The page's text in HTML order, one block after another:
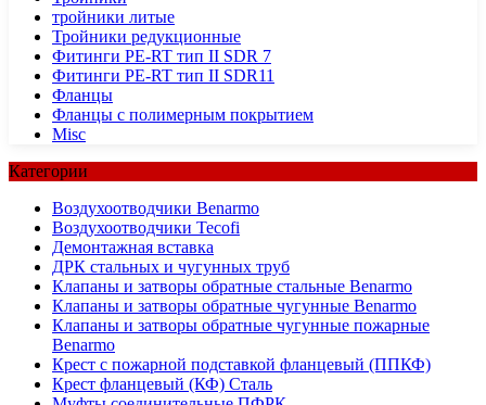
тройники литые
Тройники редукционные
Фитинги PE-RT тип II SDR 7
Фитинги PE-RT тип II SDR11
Фланцы
Фланцы с полимерным покрытием
Misc
Категории
Воздухоотводчики Benarmo
Воздухоотводчики Tecofi
Демонтажная вставка
ДРК стальных и чугунных труб
Клапаны и затворы обратные стальные Benarmo
Клапаны и затворы обратные чугунные Benarmo
Клапаны и затворы обратные чугунные пожарные
Benarmo
Крест с пожарной подставкой фланцевый (ППКФ)
Крест фланцевый (КФ) Сталь